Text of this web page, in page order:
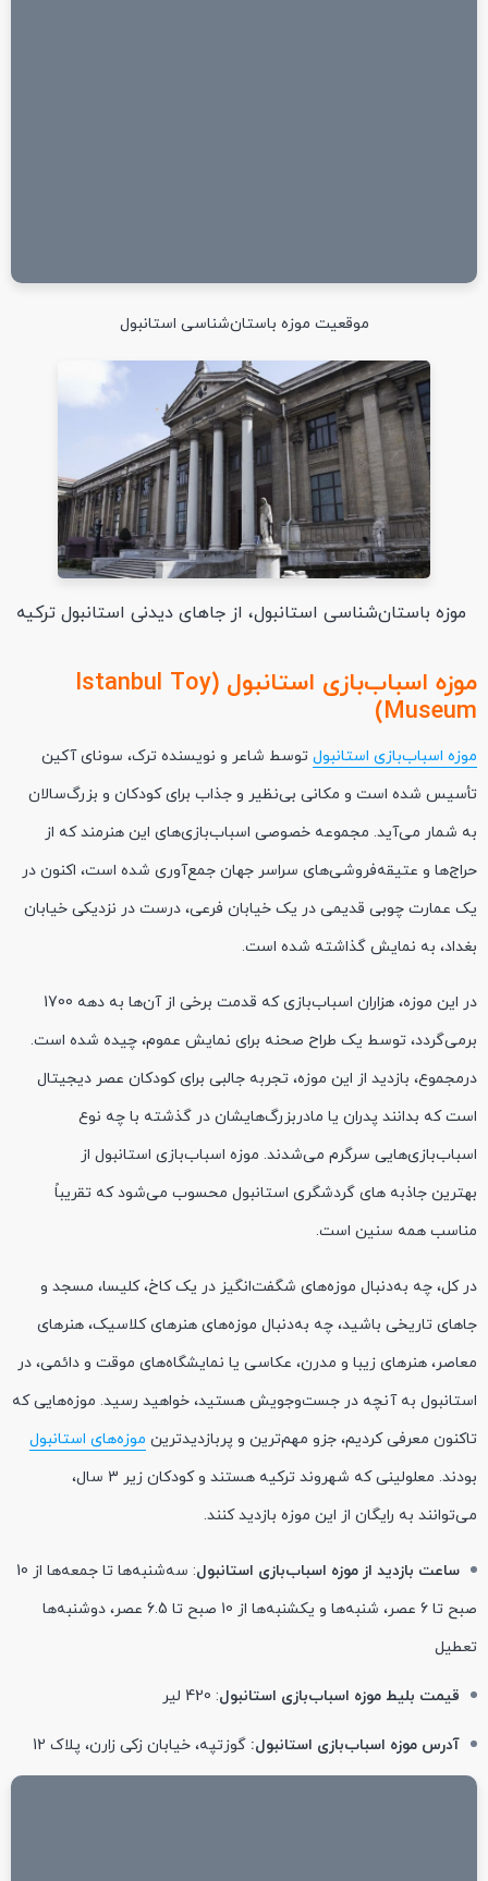
موقعیت موزه باستان‌شناسی استانبول
موزه باستان‌شناسی استانبول، از جاهای دیدنی استانبول ترکیه
موزه اسباب‌بازی استانبول (Istanbul Toy
Museum)
موزه اسباب‌بازی استانبول توسط شاعر و نویسنده ترک، سونای آکین
تأسیس شده است و مکانی بی‌نظیر و جذاب برای کودکان و بزرگ‌سالان
به‌ شمار می‌آید. مجموعه خصوصی اسباب‌بازی‌های این هنرمند که از
حراج‌ها و عتیقه‌فروشی‌های سراسر جهان جمع‌آوری شده است، اکنون در
یک عمارت چوبی قدیمی در یک خیابان فرعی، درست در نزدیکی خیابان
بغداد، به نمایش گذاشته شده است.
در این موزه، هزاران اسباب‌بازی که قدمت برخی از آن‌ها به دهه 1700
برمی‌گردد، توسط یک طراح صحنه برای نمایش عموم، چیده شده است.
درمجموع، بازدید از این موزه، تجربه جالبی برای کودکان عصر دیجیتال
است که بدانند پدران یا مادربزرگ‌هایشان در گذشته با چه نوع
اسباب‌بازی‌هایی سرگرم می‌شدند. موزه اسباب‌بازی استانبول از
بهترین جاذبه های گردشگری استانبول محسوب می‌شود که تقریباً
مناسب همه سنین است.
در کل، چه به‌دنبال موزه‌های شگفت‌انگیز در یک کاخ، کلیسا، مسجد و
جاهای تاریخی باشید، چه به‌دنبال موزه‌های هنرهای کلاسیک، هنرهای
معاصر، هنرهای زیبا و مدرن، عکاسی یا نمایشگاه‌های موقت و دائمی، در
استانبول به آنچه در جست‌وجویش هستید، خواهید رسید. موزه‌هایی که
تاکنون معرفی کردیم، جزو مهم‌ترین و پربازدید‌ترین موزه‌های استانبول
بودند. معلولینی که شهروند ترکیه هستند و کودکان زیر 3 سال،
می‌توانند به رایگان از این موزه بازدید کنند.
ساعت بازدید از موزه اسباب‌بازی استانبول
: سه‌شنبه‌ها تا جمعه‌ها از 10
صبح تا 6 عصر، شنبه‌ها و یکشنبه‌ها از 10 صبح تا 6.5 عصر، دوشنبه‌ها
تعطیل
قیمت بلیط موزه اسباب‌بازی استانبول: 420 لیر
آدرس موزه اسباب‌بازی استانبول: گوزتپه، خیابان زکی زارن، پلاک 12